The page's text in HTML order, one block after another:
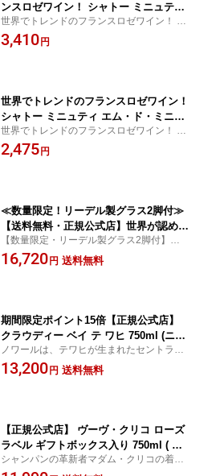
ンスロゼワイン！ シャトー ミニュティ
ー プリスティージ 750ml ( フランス 南
仏 ロゼ ワイン 辛口 ) ／ CHATEAU MIN
世界でトレンドのフランスロゼワイン！ ピ
ンクグレープフルーツ色の淡い色調と花や
メロンの香り。 柑橘や赤い果実ような味わ
3,410 円
世界でトレンドのフランスロゼワイン！
シャトー ミニュティ エム・ド・ミニュ
ティー フランス 南仏 ロゼ ワイン 辛口
CHATEAU MINUTY M DE MINUTY Ros
世界でトレンドのフランスロゼワイン！ プ
ロヴァンスの優良畑からえりすぐられたブ
ドウで造られた明るく淡い色調のロゼ 。 フ
2,475 円
≪数量限定！リーデル製グラス2脚付≫
【送料無料・正規公式店】世界が認める
クラウディーベイ 3種セット (クラウデ
ィー ベイ ソーヴィニヨンブラン ／ ピ
【数量限定・リーデル製グラス2脚付】世界
No.1 NZワインを受賞したクラウディー ベ
イ ソーヴィニヨンブランのほか、ピノノワ
16,720 円 送料無料
期間限定ポイント15倍【正規公式店】
クラウディー ベイ テ ワヒ 750ml (ニュ
ージーランド 赤ワイン ミディアムボデ
ィ )／ CLOUDY BAY TE WAHI Pinot N
ノワールは、テワヒが生まれたセントラル
オタゴのまさに「その場所」の風土を表現
豊かに体現しています。
13,200 円 送料無料
【正規公式店】 ヴーヴ・クリコ ローズ
ラベル ギフトボックス入り 750ml ( シ
ャンパン ブリュット ロゼ 辛口) ／ VEU
シャンパンの革新者マダム・クリコの着想
によって、1818年に生まれたブレンド法に